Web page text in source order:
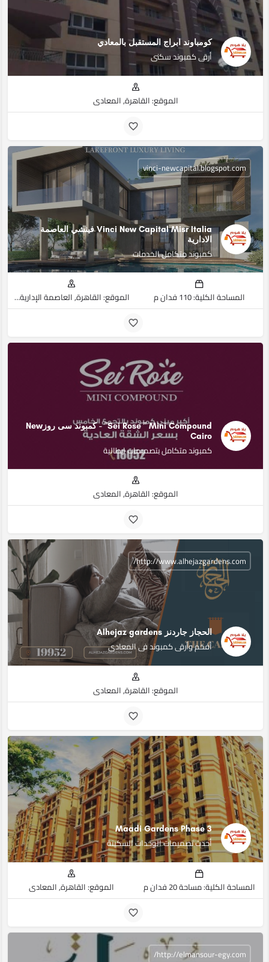
كومباوند ابراج المستقبل بالمعادي
أرقى كمبوند سكنى
الموقع: القاهرة, المعادي
Vinci New Capital Misr Italia فينشي العاصمة
الادارية
كمبوند متكامل الخدمات
vinci-newcapital.blogspot.com
المساحة الكلية: 110 فدان م الموقع: القاهرة, العاصمة الإدارية الجديدة
Sei Rose " Mini Compound" - كمبوند سى روزNew
Cairo
كمبوند متكامل بتصميمات ايطالية
الموقع: القاهرة, المعادي
الحجاز جاردنز Alhejaz gardens
أفخم وأرقى كمبوند فى المعادى
http://www.alhejazgardens.com/
الموقع: القاهرة, المعادي
Maadi Gardens Phase 3
أحدث تصميمات الوحدات السكينة
المساحة الكلية: مساحة 20 فدان م الموقع: القاهرة, المعادي
http://elmansour-egy.com/